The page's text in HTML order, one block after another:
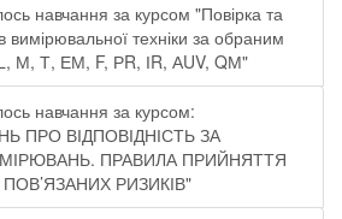
навчання за курсом "Повірка та
вимірювальної техніки за обраним
М, Т, ЕМ, F, РR, ІR, АUV, QМ"
навчання за курсом:
ПРО ВІДПОВІДНІСТЬ ЗА
ПРАВИЛА ПРИЙНЯТТЯ
РИЗИКІВ"